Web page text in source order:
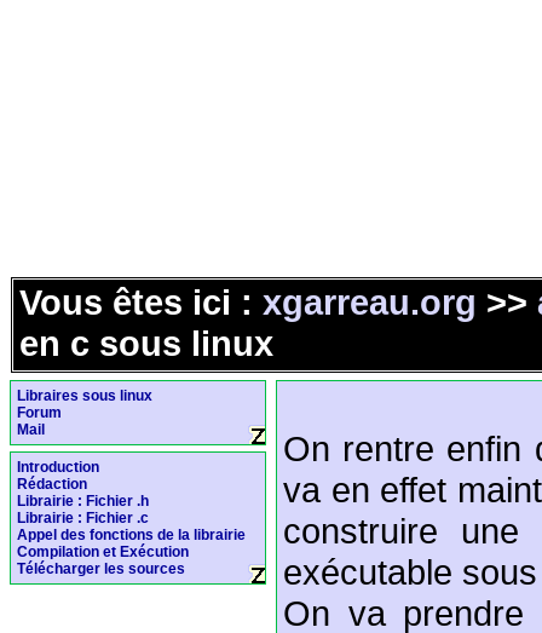
Vous êtes ici : xgarreau.org >>
en c sous linux
Libraires sous linux
Forum
Mail
Introduction
Rédaction
Librairie : Fichier .h
Librairie : Fichier .c
Appel des fonctions de la librairie
Compilation et Exécution
Télécharger les sources
On rentre enfin
va en effet
construire
exécutable
On va prendre